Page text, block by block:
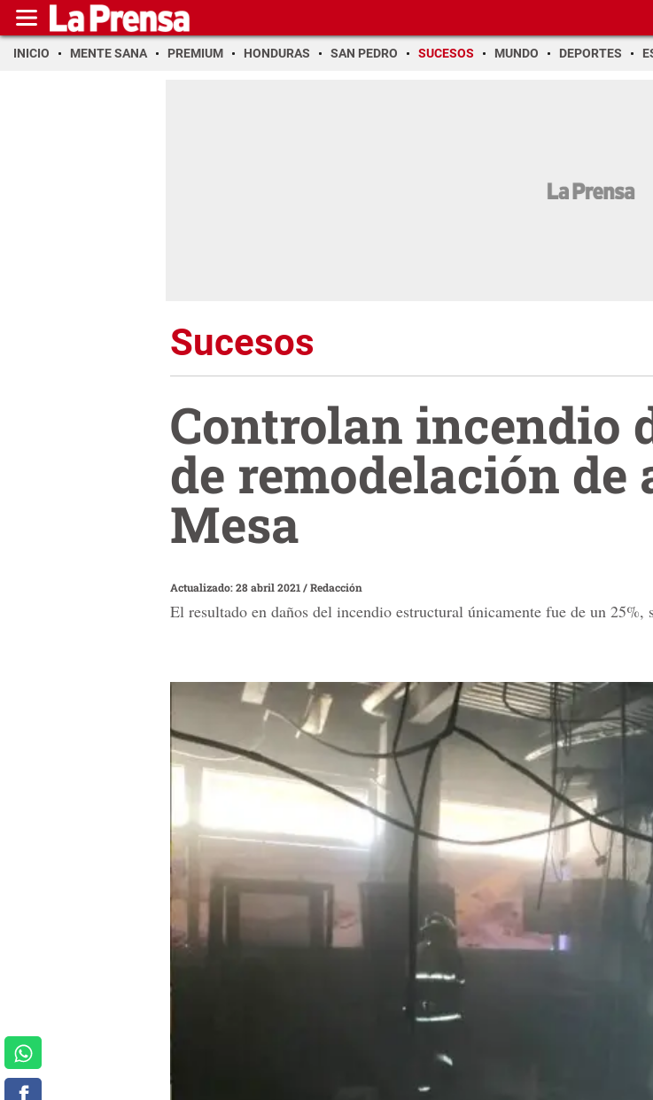
INICIO MENTE SANA PREMIUM HONDURAS SAN PEDRO SUCESOS MUNDO DEPORTES
Sucesos
Controlan incendio
de remodelación de
Mesa
Actualizado: 28 abril 2021 /Redacción
El resultado en daños del incendio estructural únicamente fue de un 25%,